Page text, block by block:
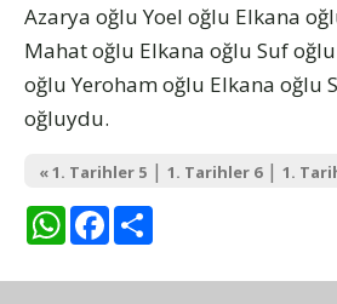
Azarya oğlu Yoel oğlu Elkana
Mahat oğlu Elkana oğlu Suf
oğlu Yeroham oğlu Elkana oğlu
oğluydu.
« 1. Tarihler 5 | 1. Tarihler 6| 1.
WhatsAppFacebook